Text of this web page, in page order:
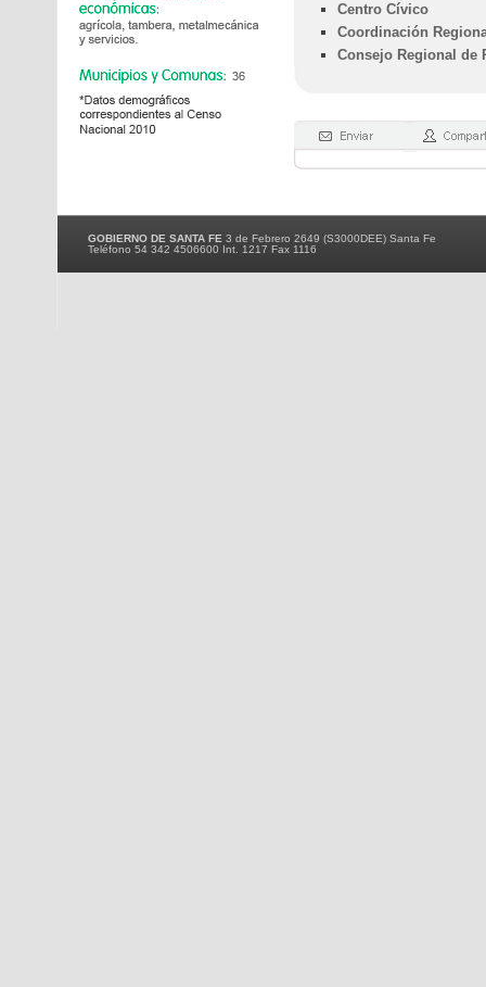
Centro Cívico
Coordinación
Consejo Regional de
GOBIERNO DE SANTA FE 3 de Febrero 2649 (S3000DEE) Santa Fe
Teléfono 54 342 4506600 Int. 1217 Fax 1116